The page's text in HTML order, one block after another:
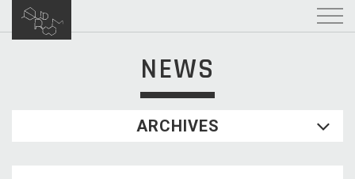
NEWS
ARCHIVES